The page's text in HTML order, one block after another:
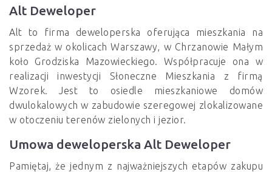
Alt Deweloper
Alt to firma deweloperska oferująca mieszkania na
sprzedaż w okolicach Warszawy, w Chrzanowie Małym
koło Grodziska Mazowieckiego. Współpracuje ona w
realizacji inwestycji Słoneczne Mieszkania z firmą
Wzorek. Jest to osiedle mieszkaniowe domów
dwulokalowych w zabudowie szeregowej zlokalizowane
w otoczeniu terenów zielonych i jezior.
Umowa deweloperska Alt Deweloper
Pamiętaj, że jednym z najważniejszych etapów zakupu